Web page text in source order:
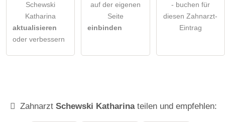
Schewski
Katharina
aktualisieren
oder verbessern
auf der eigenen
Seite
einbinden
- buchen für
diesen Zahnarzt-
Eintrag
Zahnarzt Schewski Katharinateilen und empfehlen: